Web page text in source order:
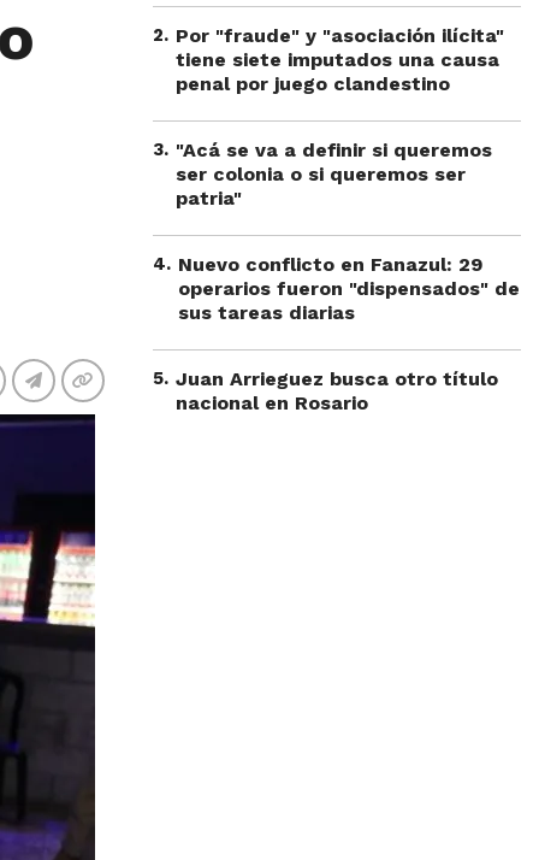
2. Por "fraude" y "asociación ilícita"
tiene siete imputados una causa
penal por juego clandestino
3. "Acá se va a definir si queremos
ser colonia o si queremos ser
patria"
4. Nuevo conflicto en Fanazul: 29
operarios fueron "dispensados" de
sus tareas diarias
5. Juan Arrieguez busca otro título
nacional en Rosario